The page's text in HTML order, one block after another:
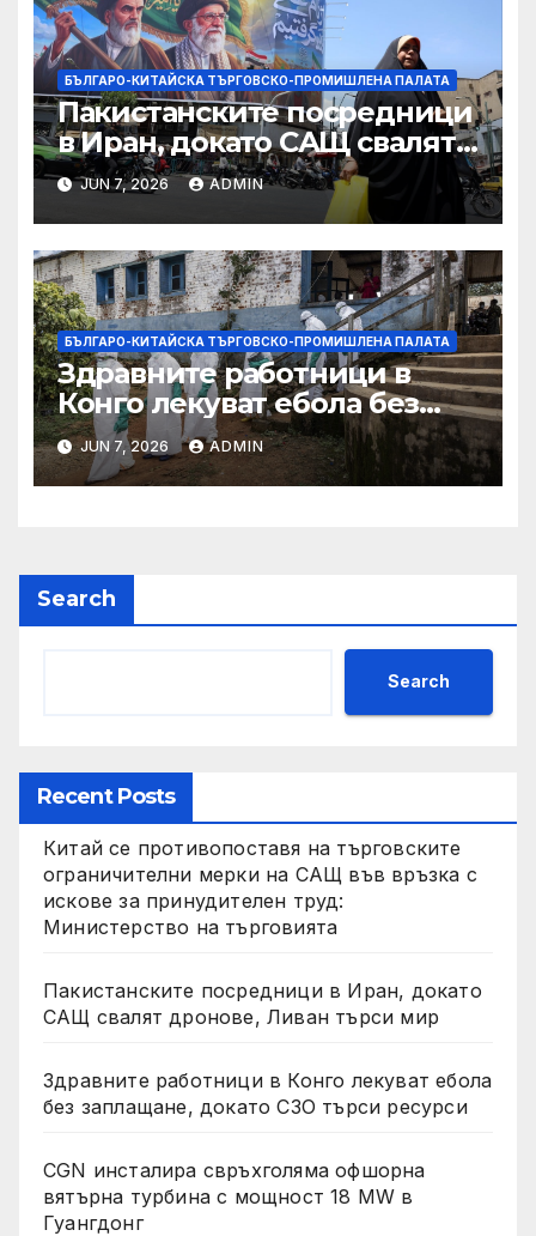
търговията
БЪЛГАРО-КИТАЙСКА ТЪРГОВСКО-ПРОМИШЛЕНА ПАЛАТА
Пакистанските посредници
в Иран, докато САЩ свалят
дронове, Ливан търси мир
JUN 7, 2026 ADMIN
БЪЛГАРО-КИТАЙСКА ТЪРГОВСКО-ПРОМИШЛЕНА ПАЛАТА
Здравните работници в
Конго лекуват ебола без
заплащане, докато СЗО
търси ресурси
JUN 7, 2026 ADMIN
Search
Search
Recent Posts
Китай се противопоставя на търговските
ограничителни мерки на САЩ във връзка с
искове за принудителен труд:
Министерство на търговията
Пакистанските посредници в Иран, докато
САЩ свалят дронове, Ливан търси мир
Здравните работници в Конго лекуват ебола
без заплащане, докато СЗО търси ресурси
CGN инсталира свръхголяма офшорна
вятърна турбина с мощност 18 MW в
Гуангдонг